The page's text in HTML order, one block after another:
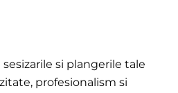
si plangerile tale
profesionalism si